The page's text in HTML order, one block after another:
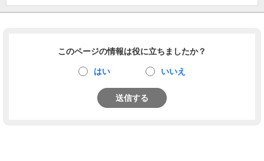
このページの情報は役に立ちましたか？
はい いいえ
送信する